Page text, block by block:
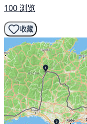
100 浏览
收藏